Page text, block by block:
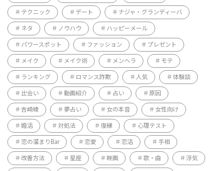
テクニック デート ナジャ・グランディーバ
ネタ ノウハウ ハッピーメール
パワースポット ファッション プレゼント
メイク メイク術 メンヘラ モテ
ランキング ロマンス詐欺 人気 体験談
出会い 動画紹介 占い 原因
吉崎綾 夢占い 女の本音 女性向け
婚活 対処法 復縁 心理テスト
恋の溜まりBar 恋愛 恋活 手相
改善方法 星座 映画 歌・曲 浮気